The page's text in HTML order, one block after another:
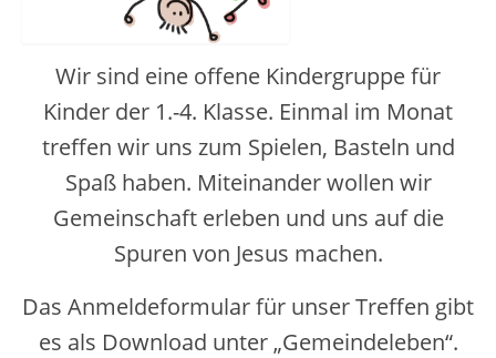
Wir sind eine offene Kindergruppe für
Kinder der 1.-4. Klasse. Einmal im Monat
treffen wir uns zum Spielen, Basteln und
Spaß haben. Miteinander wollen wir
Gemeinschaft erleben und uns auf die
Spuren von Jesus machen.
Das Anmeldeformular für unser Treffen gibt
es als Download unter „Gemeindeleben“.